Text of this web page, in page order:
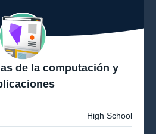
de la computación y
High School